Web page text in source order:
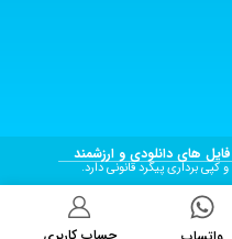
های دانلودی و ارزشمند
برداری پیگرد قانونی دارد.